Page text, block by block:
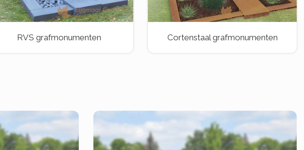
RVS grafmonumenten Cortenstaal grafmonumenten